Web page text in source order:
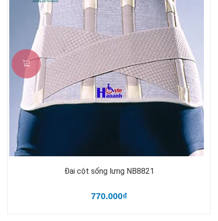
Đai cột sống lưng NB8821
770.000₫